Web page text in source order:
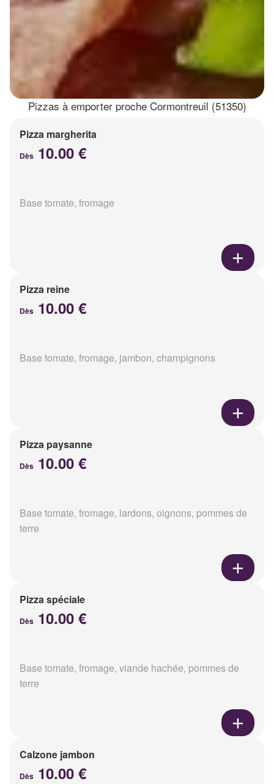
Pizzas à emporter proche Cormontreuil (51350)
Pizza margherita
Dès 10.00 €
Base tomate, fromage
Pizza reine
Dès 10.00 €
Base tomate, fromage, jambon, champignons
Pizza paysanne
Dès 10.00 €
Base tomate, fromage, lardons, oignons, pommes de
terre
Pizza spéciale
Dès 10.00 €
Base tomate, fromage, viande hachée, pommes de
terre
Calzone jambon
Dès 10.00 €